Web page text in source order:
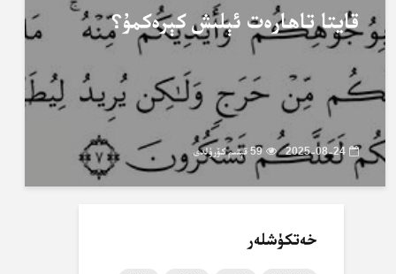
قايتا تاھارەت ئېلىش كېرەكمۇ؟
2025-08-24 59 قېتىم كۆرۈلدى
خەتكۈشلەر